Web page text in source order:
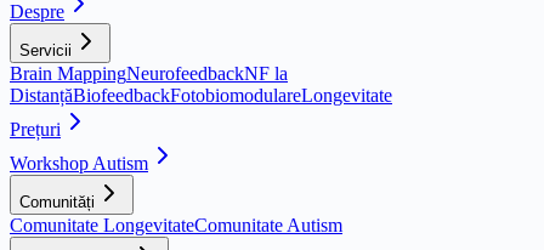
Despre
Servicii
Brain MappingNeurofeedbackNF la
DistanțăBiofeedbackFotobiomodulareLongevitate
Prețuri
Workshop Autism
Comunități
Comunitate LongevitateComunitate Autism